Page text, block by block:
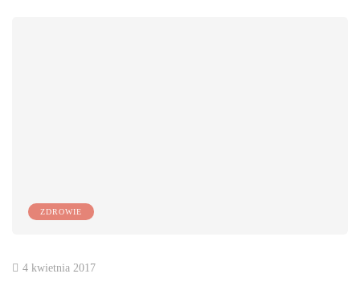
ZDROWIE
4 kwietnia 2017